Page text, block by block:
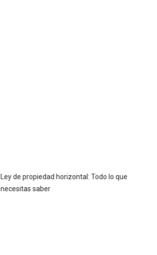
Ley de propiedad horizontal: Todo lo que
necesitas saber